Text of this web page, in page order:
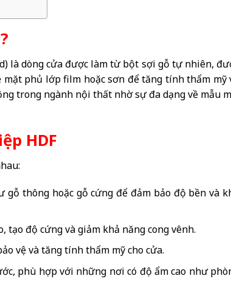
là dòng cửa được làm từ bột sợi gỗ tự nhiên,
phủ lớp film hoặc sơn để tăng tính thẩm mỹ
trong ngành nội thất nhờ sự đa dạng về mẫu
HDF
thông hoặc gỗ cứng để đảm bảo độ bền và
độ cứng và giảm khả năng cong vênh.
vệ và tăng tính thẩm mỹ cho cửa.
phù hợp với những nơi có độ ẩm cao như